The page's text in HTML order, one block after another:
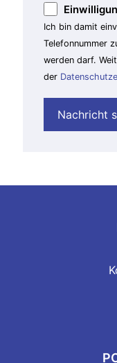
Ich bin damit
Telefonnummer
werden darf.
der